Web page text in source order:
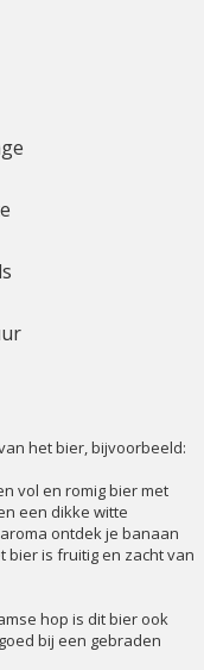
het bier, bijvoorbeeld:
vol en romig bier met
een dikke witte
ontdek je banaan
bier is fruitig en zacht van
hop is dit bier ook
bij een gebraden